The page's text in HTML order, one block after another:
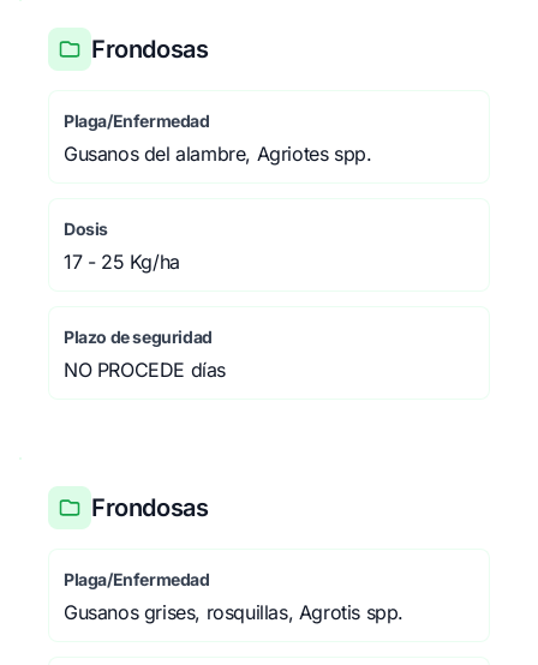
Frondosas
Plaga/Enfermedad
Gusanos del alambre, Agriotes spp.
Dosis
17 - 25 Kg/ha
Plazo de seguridad
NO PROCEDE días
Frondosas
Plaga/Enfermedad
Gusanos grises, rosquillas, Agrotis spp.